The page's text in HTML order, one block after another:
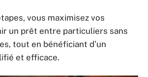
vous maximisez vos
un prêt entre particuliers sans
tout en bénéficiant d’un
et efficace.